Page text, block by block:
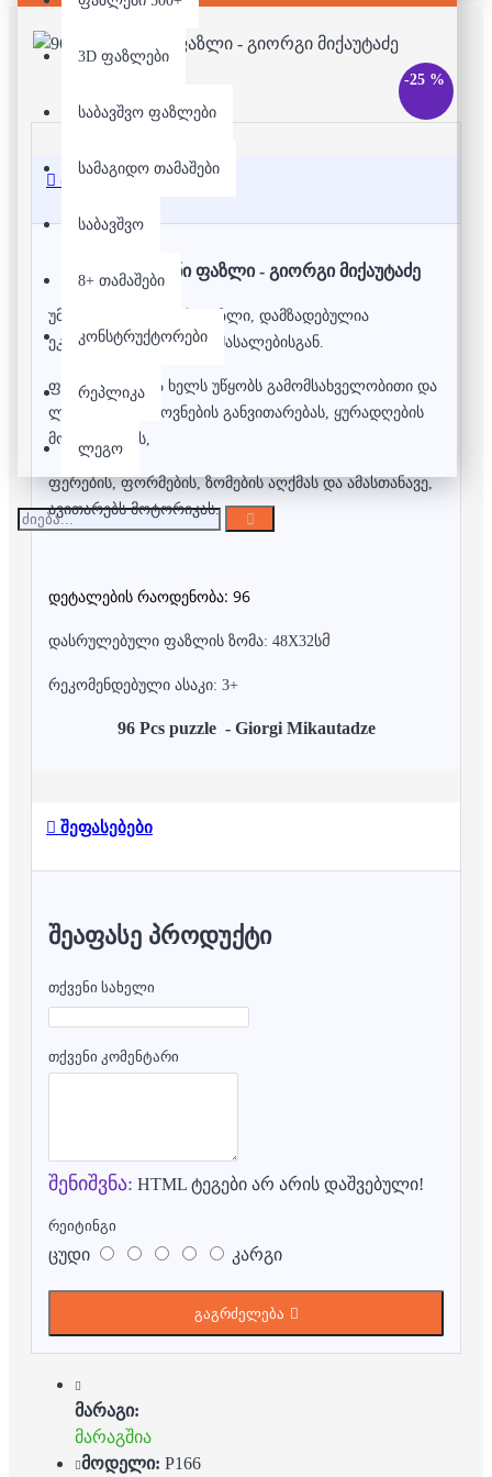
3D ფაზლები
საბავშვო ფაზლები
სამაგიდო თამაშები
საბავშვო
8+ თამაშები
კონსტრუქტორები
რეპლიკა
ლეგო
-25 %
აღწერა
96 დეტალიანი ფაზლი - გიორგი მიქაუტაძე
უმაღლესი ხარისხის ფაზლი, დამზადებულია
ეკოლოგიურად სუფთა მასალებისგან.
ფაზლის აწყობა ხელს უწყობს გამომსახველობითი და
ლოგიკური აზროვნების განვითარებას, ყურადღების
მობილიზებას,
ფერების, ფორმების, ზომების აღქმას და ამასთანავე,
ავითარებს მოტორიკას.
დეტალების რაოდენობა: 96
დასრულებული ფაზლის ზომა: 48X32სმ
რეკომენდებული ასაკი: 3+
96 Pcs puzzle - Giorgi Mikautadze
შეფასებები
ᲨᲔᲐᲤᲐᲡᲔ ᲞᲠᲝᲓᲣᲥᲢᲘ
თქვენი სახელი
თქვენი კომენტარი
შენიშვნა: HTML ტეგები არ არის დაშვებული!
რეიტინგი
ცუდი კარგი
გაგრძელება
მარაგი:
მარაგშია
მოდელი: P166